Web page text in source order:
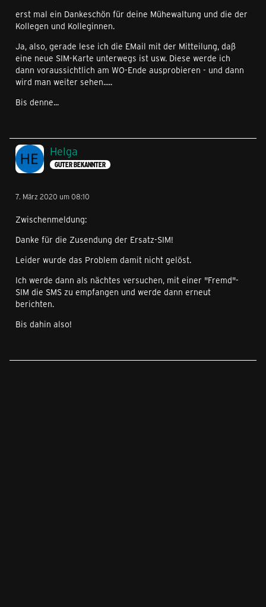
erst mal ein Dankeschön für deine Mühewaltung und die der
Kollegen und Kolleginnen.
Ja, also, gerade lese ich die EMail mit der Mitteilung, daß
eine neue SIM-Karte unterwegs ist usw. Diese werde ich
dann voraussichtlich am WO-Ende ausprobieren - und dann
wird man weiter sehen.....
Bis denne...
Helga
GUTER BEKANNTER
7. März 2020 um 08:10
Zwischenmeldung:
Danke für die Zusendung der Ersatz-SIM!
Leider wurde das Problem damit nicht gelöst.
Ich werde dann als nächtes versuchen, mit einer "Fremd"-
SIM die SMS zu empfangen und werde dann erneut
berichten.
Bis dahin also!